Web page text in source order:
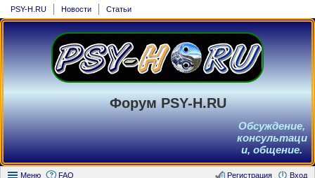
PSY-H.RU Новости Статьи
Форум PSY-H.RU
Обсуждение,
консультаци
и, общение.
Меню FAQ Вход
Регистрация